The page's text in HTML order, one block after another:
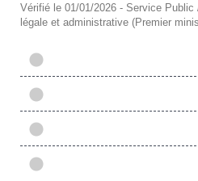
Vérifié le 01/01/2026 - Service
légale et administrative (Premier